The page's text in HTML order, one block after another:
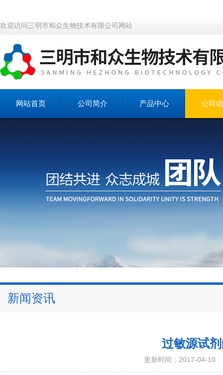
欢迎访问三明市和众生物技术有限公司网站
网站首页 公司简介 产品中心 公司
新闻资讯
过敏源试
更新时间：2017-04-10